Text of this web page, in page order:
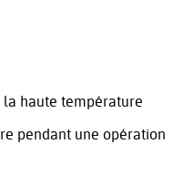
haute température
pendant une opération